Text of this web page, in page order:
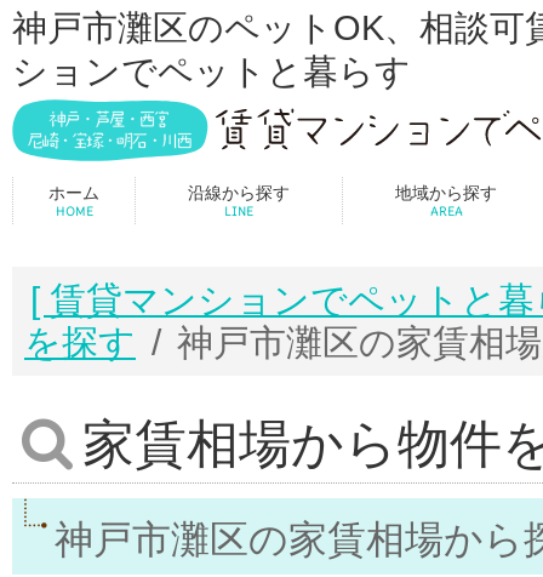
神戸市灘区のペットOK、相談
ションでペットと暮らす
ホーム
HOME
沿線から探す
LINE
地域から探す
AREA
[ 賃貸マンションでペットと暮
を探す
神戸市灘区の家賃相
家賃相場から物件
神戸市灘区の家賃相場から